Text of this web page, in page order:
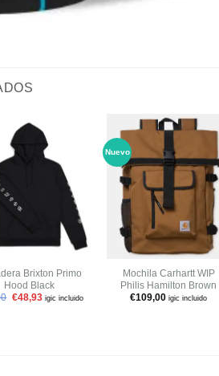
Añadir
a tu
lista de
deseos
Brixton Primo
Hood Black
€48,93 igic incluido
Nuevo
Añadir
a tu
lista de
deseos
+
Mochila Carhartt WIP
Philis Hamilton Brown
€109,00 igic incluido